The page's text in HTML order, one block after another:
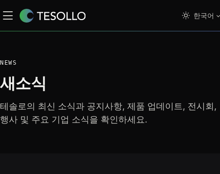
한국어
NEWS
새소식
테솔로의 최신 소식과 공지사항, 제품 업데이트, 전시회,
행사 및 주요 기업 소식을 확인하세요.